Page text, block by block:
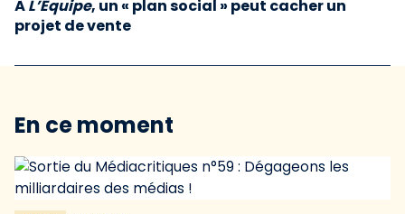
ÀL’Équipe, un « plan social » peut cacher un
projet de vente
En ce moment